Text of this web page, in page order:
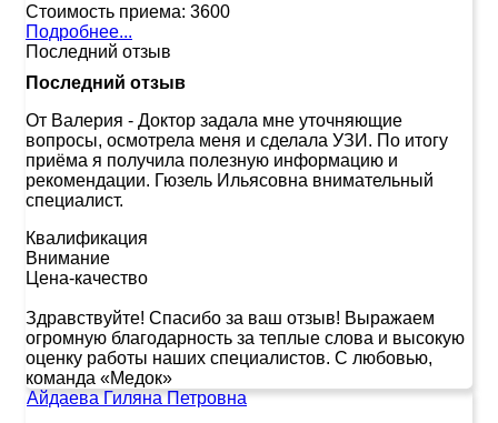
Стоимость приема: 3600
Подробнее...
Последний отзыв
Последний отзыв
От Валерия - Доктор задала мне уточняющие
вопросы, осмотрела меня и сделала УЗИ. По итогу
приёма я получила полезную информацию и
рекомендации. Гюзель Ильясовна внимательный
специалист.
Квалификация
Внимание
Цена-качество
Здравствуйте! Спасибо за ваш отзыв! Выражаем
огромную благодарность за теплые слова и высокую
оценку работы наших специалистов. С любовью,
команда «Медок»
Айдаева Гиляна Петровна